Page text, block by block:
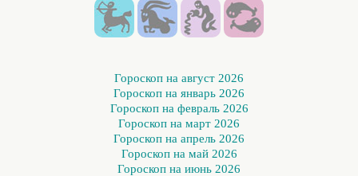
Гороскоп на август 2026
Гороскоп на январь 2026
Гороскоп на февраль 2026
Гороскоп на март 2026
Гороскоп на апрель 2026
Гороскоп на май 2026
Гороскоп на июнь 2026